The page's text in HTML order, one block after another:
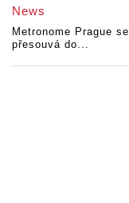
News
Metronome Prague se
přesouvá do...